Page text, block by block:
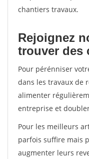
chantiers travaux.
Rejoignez
trouver des
Pour pérénniser
dans les travaux de
alimenter
entreprise et
Pour les meilleurs
parfois suffire mais
augmenter leurs